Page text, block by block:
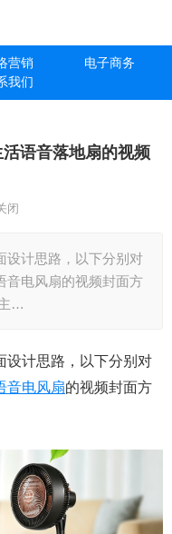
营销
电子商务
我们
语音落地扇的视频
闭
设计思路，以下分别对
音电风扇的视频封面方
…
设计思路，以下分别对
音电风扇的视频封面方